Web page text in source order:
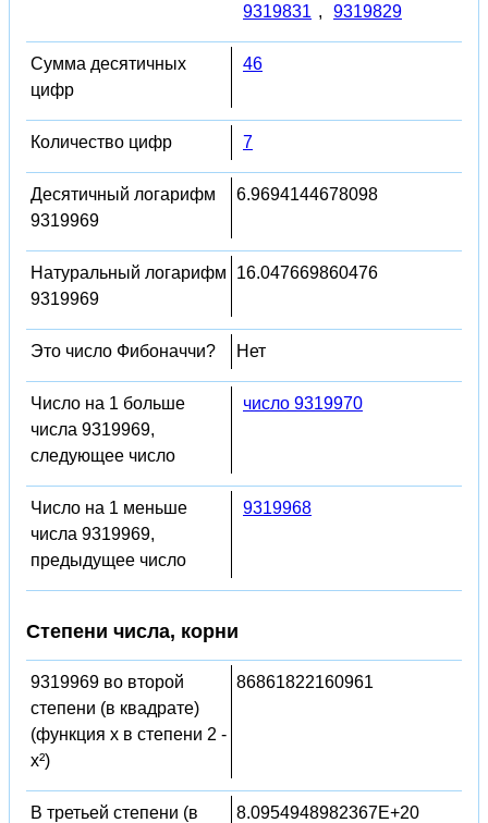
9319831 , 9319829
Сумма десятичных
цифр
46
Количество цифр 7
Десятичный логарифм
9319969
6.9694144678098
Натуральный логарифм
9319969
16.047669860476
Это число Фибоначчи? Нет
Число на 1 больше
числа 9319969,
следующее число
число 9319970
Число на 1 меньше
числа 9319969,
предыдущее число
9319968
Степени числа, корни
9319969 во второй
степени (в квадрате)
(функция x в степени 2 -
x²)
86861822160961
В третьей степени (в
8.0954948982367E+20